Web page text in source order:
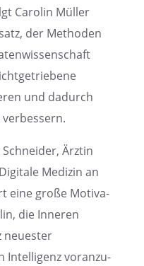
Carolin Müller
der Metho­den
und dadurch
Ärztin
Medizin an
eine große Motiva­
die Inneren
neues­ter
Intel­li­genz voran­zu­